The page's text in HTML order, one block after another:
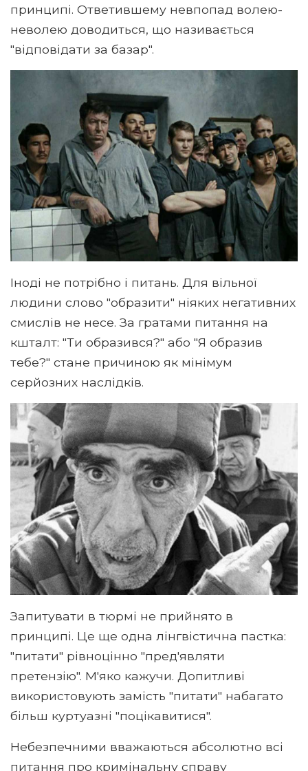
принципі. Ответившему невпопад волею-
неволею доводиться, що називається
"відповідати за базар".
Іноді не потрібно і питань. Для вільної
людини слово "образити" ніяких негативних
смислів не несе. За гратами питання на
кшталт: "Ти образився?" або "Я образив
тебе?" стане причиною як мінімум
серйозних наслідків.
Запитувати в тюрмі не прийнято в
принципі. Це ще одна лінгвістична пастка:
"питати" рівноцінно "пред'являти
претензію". М'яко кажучи. Допитливі
використовують замість "питати" набагато
більш куртуазні "поцікавитися".
Небезпечними вважаються абсолютно всі
питання про кримінальну справу